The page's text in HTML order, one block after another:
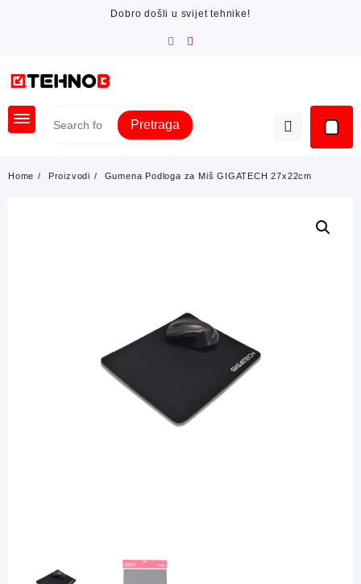
Dobro došli u svijet tehnike!
Pretraga
Home Proizvodi Gumena Podloga za Miš GIGATECH 27x22cm